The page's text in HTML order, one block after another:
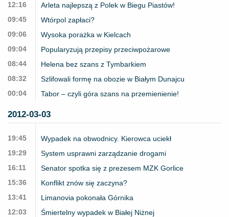
12:16
Arleta najlepszą z Polek w Biegu Piastów!
09:45
Wtórpol zapłaci?
09:06
Wysoka porażka w Kielcach
09:04
Popularyzują przepisy przeciwpożarowe
08:44
Helena bez szans z Tymbarkiem
08:32
Szlifowali formę na obozie w Białym Dunajcu
00:04
Tabor – czyli góra szans na przemienienie!
2012-03-03
19:45
Wypadek na obwodnicy. Kierowca uciekł
19:29
System usprawni zarządzanie drogami
16:11
Senator spotka się z prezesem MZK Gorlice
15:36
Konflikt znów się zaczyna?
13:41
Limanovia pokonała Górnika
12:03
Śmiertelny wypadek w Białej Niżnej